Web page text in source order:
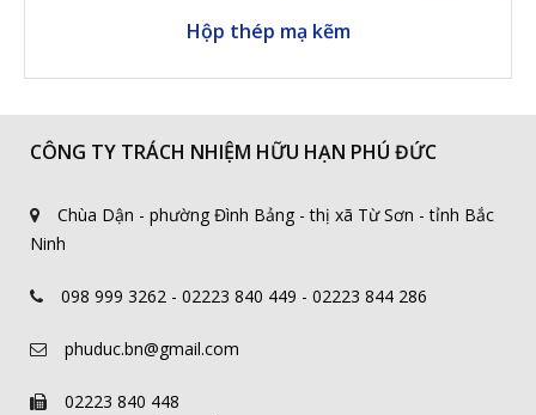
Hộp thép mạ kẽm
CÔNG TY TRÁCH NHIỆM HỮU HẠN PHÚ ĐỨC
Chùa Dận - phường Đình Bảng - thị xã Từ Sơn - tỉnh Bắc
Ninh
098 999 3262 - 02223 840 449 - 02223 844 286
phuduc.bn@gmail.com
02223 840 448